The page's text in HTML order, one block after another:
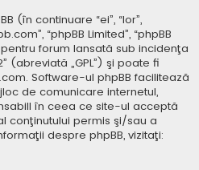
(în continuare “ei”, “lor”,
“phpBB Limited”, “phpBB
forum lansată sub incidenţa
” (abreviată „GPL”) şi poate fi
. Software-ul phpBB facilitează
de comunicare internetul,
în ceea ce site-ul acceptă
conţinutului permis şi/sau a
despre phpBB, vizitaţi: